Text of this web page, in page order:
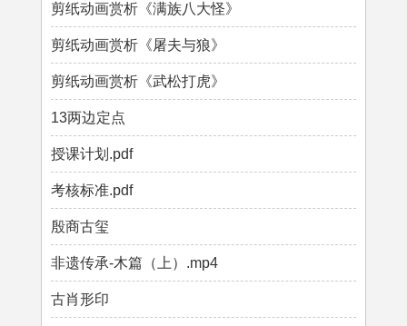
剪纸动画赏析《满族八大怪》
剪纸动画赏析《屠夫与狼》
剪纸动画赏析《武松打虎》
13两边定点
授课计划.pdf
考核标准.pdf
殷商古玺
非遗传承-木篇（上）.mp4
古肖形印